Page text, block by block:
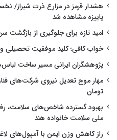
هشدار قرمز در مزارع ذرت شیراز/
پاییزه مشاهده شد
امید تازه برای جلوگیری از بازگشت
خواب کافی؛ کلید موفقیت تحصیلی و
پژوهشگران ایرانی مسیر ساخت
تومان
بهبود گسترده شاخص‌های سلامت،
ملی سلامت خانواده هند
راز کاهش وزن ایمن با آمپول‌های